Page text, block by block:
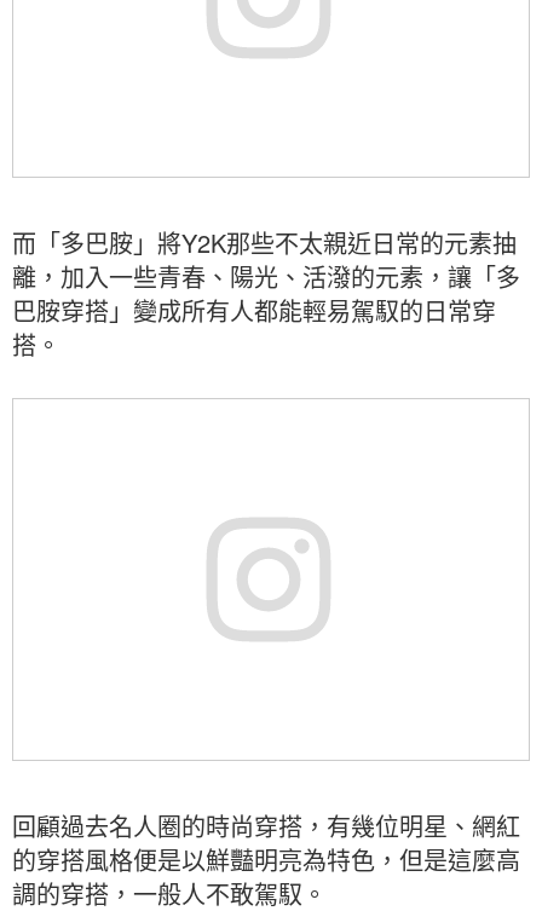
而「多巴胺」將Y2K那些不太親近日常的元素抽
離，加入一些青春、陽光、活潑的元素，讓「多
巴胺穿搭」變成所有人都能輕易駕馭的日常穿
搭。
回顧過去名人圈的時尚穿搭，有幾位明星、網紅
的穿搭風格便是以鮮豔明亮為特色，但是這麼高
調的穿搭，一般人不敢駕馭。